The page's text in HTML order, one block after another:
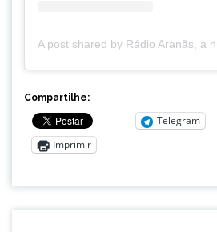
Compartilhe:
Telegram
Imprimir